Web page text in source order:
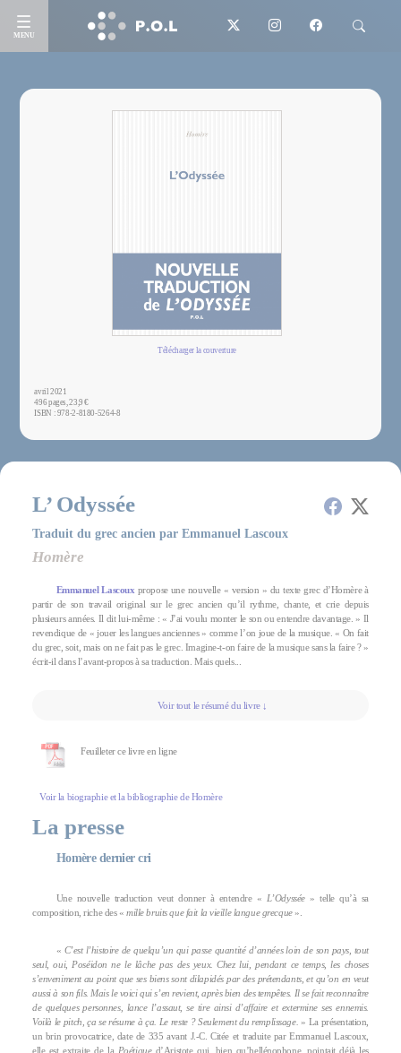
MENU
Télécharger la couverture
avril 2021
496 pages, 23,9 €
ISBN : 978-2-8180-5264-8
L’ Odyssée
Traduit du grec ancien par Emmanuel Lascoux
Homère
Emmanuel Lascoux propose une nouvelle « version » du texte grec d’Homère à
partir de son travail original sur le grec ancien qu’il rythme, chante, et crie depuis
plusieurs années. Il dit lui-même : « J’ai voulu monter le son ou entendre davantage. » Il
revendique de « jouer les langues anciennes » comme l’on joue de la musique. « On fait
du grec, soit, mais on ne fait pas le grec. Imagine-t-on faire de la musique sans la faire ? »
écrit-il dans l’avant-propos à sa traduction. Mais quels...
Voir tout le résumé du livre ↓
Feuilleter ce livre en ligne
Voir la biographie et la bibliographie de Homère
La presse
Homère dernier cri
Une nouvelle traduction veut donner à entendre « L’Odyssée » telle qu’à sa
composition, riche des « mille bruits que fait la vieille langue grecque ».
« C’est l’histoire de quelqu’un qui passe quantité d’années loin de son pays, tout
seul, oui, Poséidon ne le lâche pas des yeux. Chez lui, pendant ce temps, les choses
s’enveniment au point que ses biens sont dilapidés par des prétendants, et qu’on en veut
aussi à son fils. Mais le voici qui s’en revient, après bien des tempêtes. Il se fait reconnaître
de quelques personnes, lance l’assaut, se tire ainsi d’affaire et extermine ses ennemis.
Voilà le pitch, ça se résume à ça. Le reste ? Seulement du remplissage. » La présentation,
un brin provocatrice, date de 335 avant J.-C. Citée et traduite par Emmanuel Lascoux,
elle est extraite de la Poétiqued’Aristote qui, bien qu’hellénophone, pointait déjà les